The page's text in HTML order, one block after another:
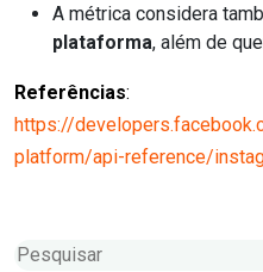
A métrica considera
plataforma, além de
Referências:
https://
platform/api-reference/